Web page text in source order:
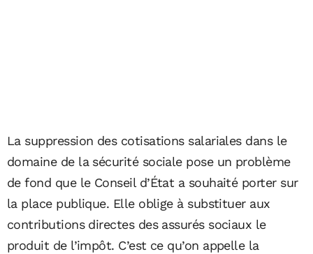
La suppression des cotisations salariales dans le
domaine de la sécurité sociale pose un problème
de fond que le Conseil d’État a souhaité porter sur
la place publique. Elle oblige à substituer aux
contributions directes des assurés sociaux le
produit de l’impôt. C’est ce qu’on appelle la